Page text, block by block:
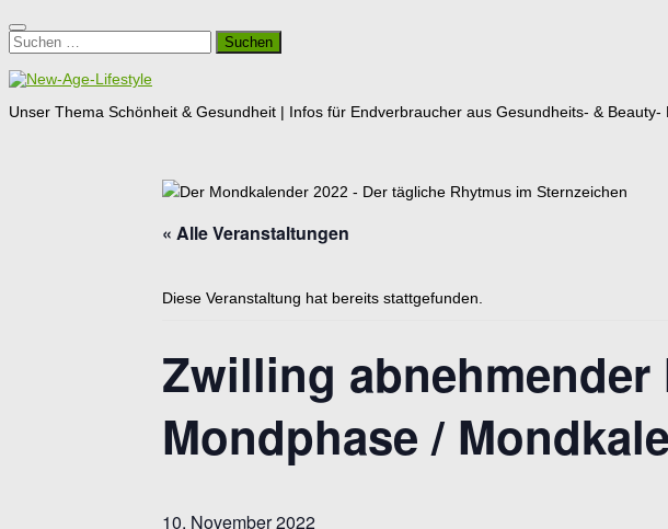
Suchen
nach:
Unser Thema Schönheit & Gesundheit | Infos für Endverbraucher aus Gesundheits- & Beauty-
« Alle Veranstaltungen
Diese Veranstaltung hat bereits stattgefunden.
Zwilling abnehmender
Mondphase /
10. November 2022